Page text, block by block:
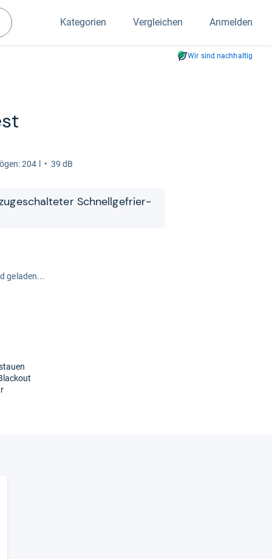
Kategorien Vergleichen Anmelden
Wir sind nachhaltig
204 l 39 dB
Schnell­ge­frier-​​
geladen...